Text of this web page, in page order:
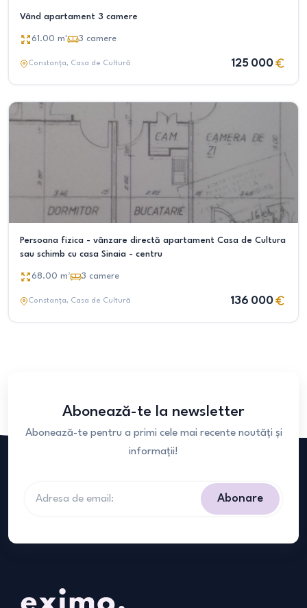
Vând apartament 3 camere
61.00 m² 3 camere
Constanța, Casa de Cultură 125 000
Persoana fizica - vânzare directă apartament Casa de Cultura
sau schimb cu casa Sinaia - centru
68.00 m² 3 camere
Constanța, Casa de Cultură 136 000
Abonează-te la newsletter
Abonează-te pentru a primi cele mai recente noutăți și
informații!
Abonare